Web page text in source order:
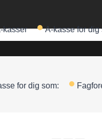
kasser A-kasse for dig
for dig som: